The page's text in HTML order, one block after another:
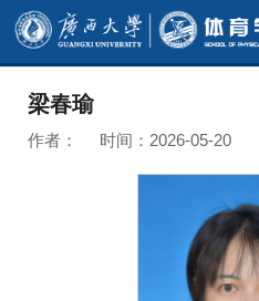
梁春瑜
作者： 时间：2026-05-20